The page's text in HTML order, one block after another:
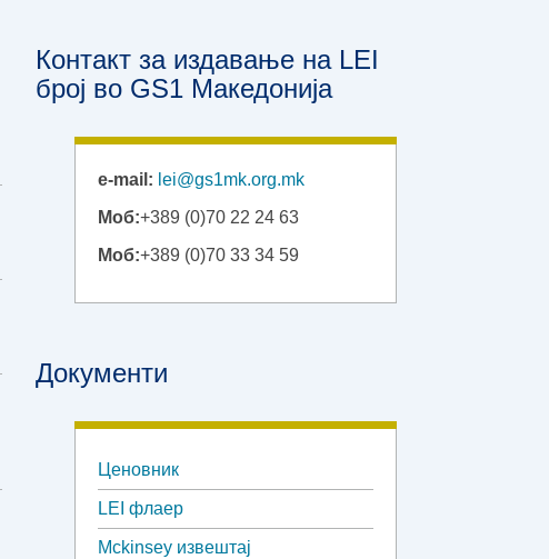
Контакт за издавање на LEI
број во GS1 Македонија
e-mail: lei@gs1mk.org.mk
Моб:+389 (0)70 22 24 63
Моб:+389 (0)70 33 34 59
Документи
Ценовник
LEI флаер
Mckinsey извештај